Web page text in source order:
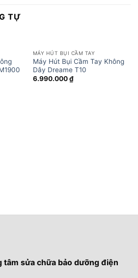
TỰ
MÁY HÚT BỤI CẦM TAY
Máy Hút Bụi Cầm Tay Không
Dây Dreame T10
6.990.000₫
tâm sửa chữa bảo dưỡng điện